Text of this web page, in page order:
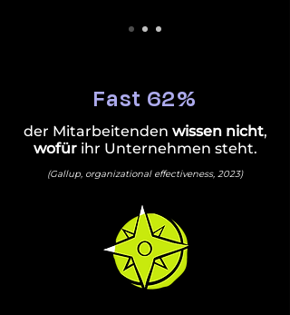
Fast 62%
der Mitarbeitenden wissen nicht,
wofür ihr Unternehmen steht.
(Gallup, organizational effectiveness, 2023)